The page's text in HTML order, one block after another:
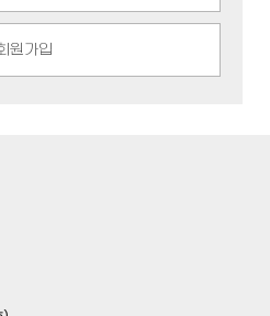
원가입